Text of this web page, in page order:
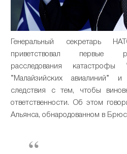
Генеральный секретарь
приветствовал первые
расследования
”Малайзийских авиалиний”
следствия с тем, чтобы
ответственности. Об этом
Альянса, обнародованном в